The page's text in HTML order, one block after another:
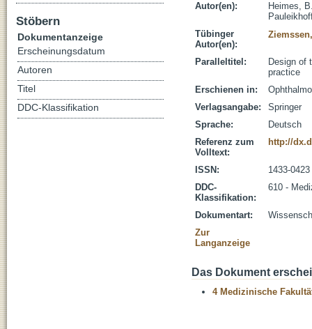
Autor(en):
Heimes,
Tübinger
Autor(en):
Paralleltitel:
Design of
practice
Erschienen in:
Verlagsangabe:
Springer
Sprache:
Deutsch
Referenz zum
Volltext:
http://
ISSN:
1433-0423
DDC-
Klassifikation:
610 -
Dokumentart:
Zur
Langanzeige
Das Dokument
4 Medizinische
Stöbern
Dokumentanzeige
Erscheinungsdatum
Autoren
Titel
DDC-Klassifikation